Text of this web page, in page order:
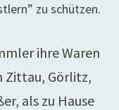
zu schützen.
ihre Waren
Zittau, Görlitz,
als zu Hause